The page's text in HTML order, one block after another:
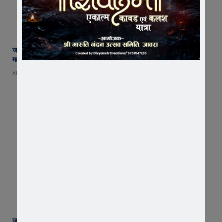
जावरा में बनेगा आस्था का नया केंद्र! आनंदी हनुमान मुक्तिधाम में स्थापित होगी भव्य
महादेव प्रतिमा
AUGUST 8, 2026
जावरा सिविल हॉस्पिटल में कमाल! 70 वर्षीय महिला के कूल्हे का सफल ऑपरेशन,